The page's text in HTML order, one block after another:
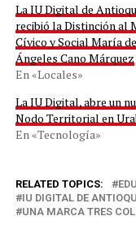
La IU Digital de
recibió la Distinción al
Cívico y Social María
Ángeles Cano Márquez
En «Locales»
La IU Digital, abre un
Nodo Territorial en
En «Tecnología»
RELATED TOPICS:
IU DIGITAL DE
UNA MARCA TRES